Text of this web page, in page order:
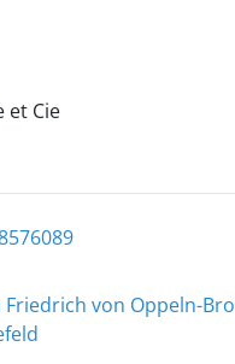
et Cie
von Oppeln-